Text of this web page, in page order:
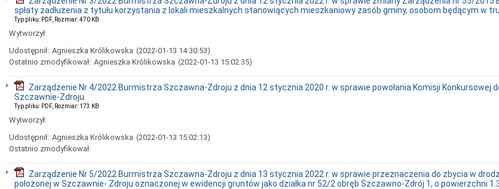
spłaty zadłużenia z tytułu korzystania z lokali mieszkalnych stanowiących mieszkaniowy zasób gminy, osobom będącym w
Typ pliku: PDF, Rozmiar: 470 KB
Wytworzył:
Udostępnił: Agnieszka Królikowska (2022-01-13 14:30:53)
Ostatnio zmodyfikował: Agnieszka Królikowska (2022-01-13 15:02:35)
Zarządzenie Nr 4/2022 Burmistrza Szczawna-Zdroju z dnia 12 stycznia 2020 r. w sprawie powołania Komisji Konkursowej
Szczawnie-Zdroju
Typ pliku: PDF, Rozmiar: 173 KB
Wytworzył:
Udostępnił: Agnieszka Królikowska (2022-01-13 15:02:13)
Ostatnio zmodyfikował:
Zarządzenie Nr 5/2022 Burmistrza Szczawna-Zdroju z dnia 13 stycznia 2022 r. w sprawie przeznaczenia do zbycia w
położonej w Szczawnie- Zdroju oznaczonej w ewidencji gruntów jako działka nr 52/2 obręb Szczawno-Zdrój 1, o powierzchni